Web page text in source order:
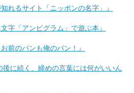
れるサイト「ニッポンの名字」』
字「アンビグラム」で遊ぶ本』
前のパンも俺のパン！』
に続く、締めの言葉には何がいいん